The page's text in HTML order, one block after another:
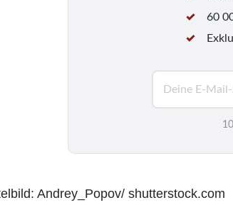
60
i
*
Andrey_Popov/ shutterstock.com